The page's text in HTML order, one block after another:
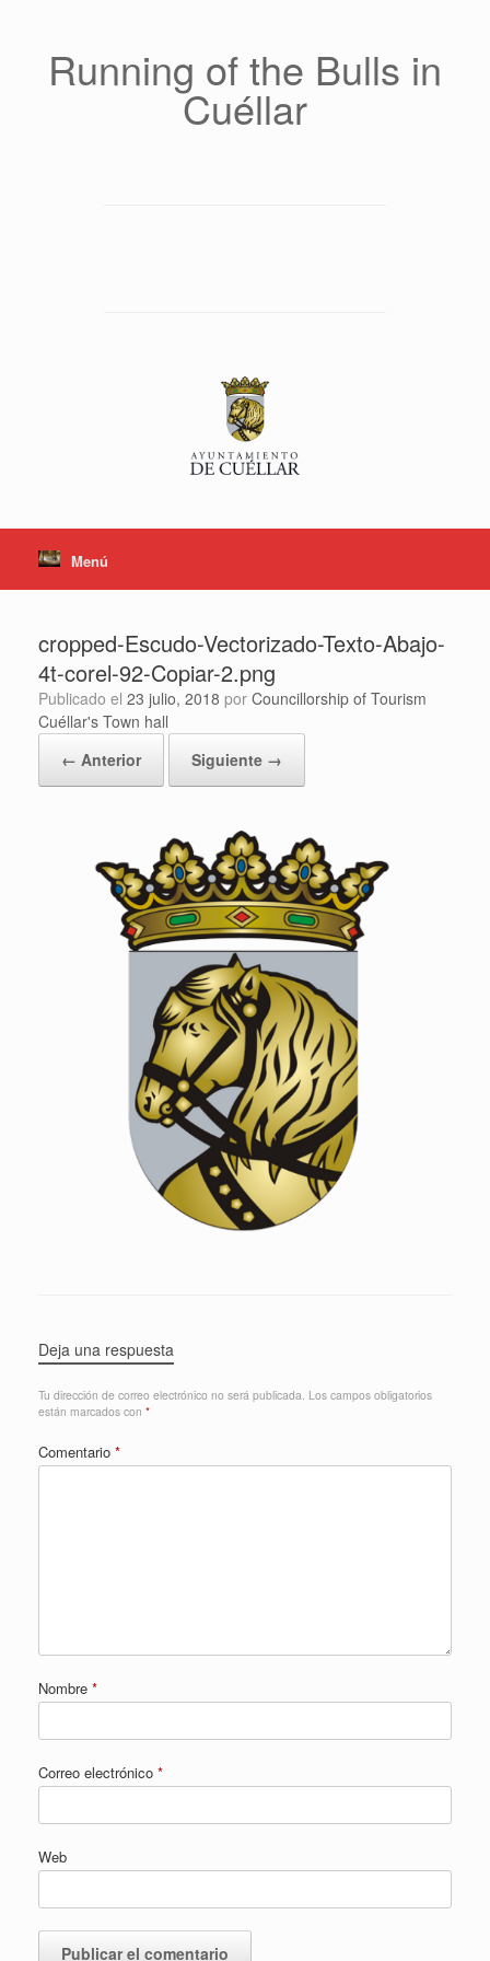
Running of the Bulls in
Cuéllar
Menú
cropped-Escudo-Vectorizado-Texto-Abajo-
4t-corel-92-Copiar-2.png
Publicado el 23 julio, 2018 por Councillorship of Tourism
Cuéllar's Town hall
← Anterior
Siguiente →
Deja una respuesta
Tu dirección de correo electrónico no será publicada. Los campos obligatorios
están marcados con *
Comentario *
Nombre *
Correo electrónico *
Web